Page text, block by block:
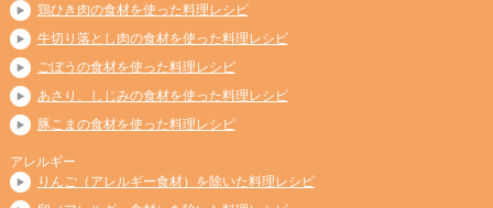
鶏ひき肉の食材を使った料理レシピ
牛切り落とし肉の食材を使った料理レシピ
ごぼうの食材を使った料理レシピ
あさり、しじみの食材を使った料理レシピ
豚こまの食材を使った料理レシピ
アレルギー
りんご（アレルギー食材）を除いた料理レシピ